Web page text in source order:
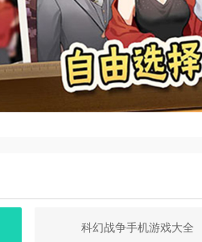
例如达成“天王巨星”结局需五代
庭特有的教育场景，如补习班报
面与意大利新现实主义表现手法
科幻战争手机游戏大全